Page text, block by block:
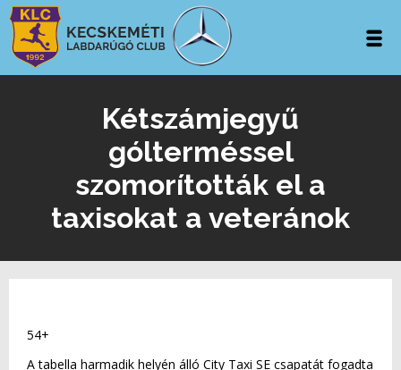
Kétszámjegyű
gólterméssel
szomorították el a
taxisokat a veteránok
54+
A tabella harmadik helyén álló City Taxi SE csapatát fogadta